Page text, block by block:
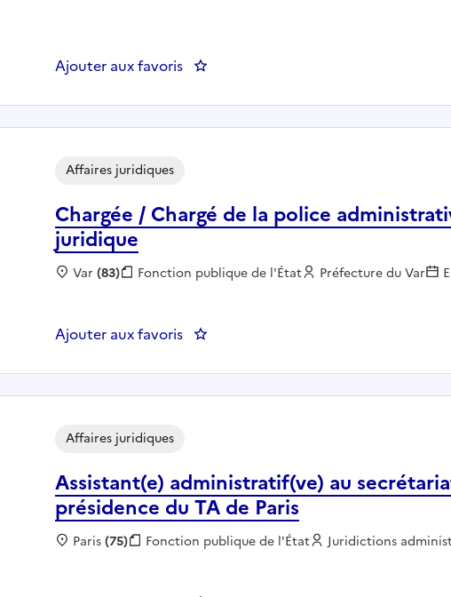
Ajouter aux favoris : Agent(e) de greffe au Tribunal
Chargée / Chargé de la police
juridique
Affaires juridiques
Localisation :
Var(83) Fonction publique :
Fonction publique de l'État Employeur :
Préfecture du Var
Ajouter aux favoris : Chargée / Chargé de la police
Assistant(e) administratif(ve) au
présidence du TA de Paris
Affaires juridiques
Localisation :
Paris(75) Fonction publique :
Fonction publique de l'État Employeur :
Juridictions